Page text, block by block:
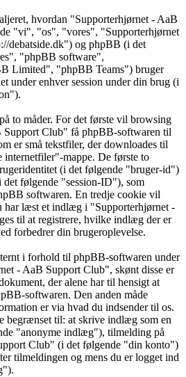
hvordan "Supporterhjørnet - AaB
"vi", "os", "vores", "Supporterhjørnet
debatside.dk") og phpBB (i det
"phpBB software",
Limited", "phpBB Teams") bruger
under enhver session under din brug (i
to måder. For det første vil browsing
Support Club" få phpBB-softwaren til
er små tekstfiler, der downloades til
mappe. De første to
(i det følgende "bruger-id")
det følgende "session-ID"), som
softwaren. En tredje cookie vil
har læst et indlæg i "Supporterhjørnet -
til at registrere, hvilke indlæg der er
forbedrer din brugeroplevelse.
i forhold til phpBB-softwaren under
- AaB Support Club", skønt disse er
der alene har til hensigt at
softwaren. Den anden måde
er via hvad du indsender til os.
begrænset til: at skrive indlæg som en
"anonyme indlæg"), tilmelding på
Club" (i det følgende "din konto")
tilmeldingen og mens du er logget ind